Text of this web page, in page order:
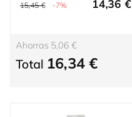
15,45 € -7% 14,36 €
Ahorras 5,06 €
Total 16,34 €